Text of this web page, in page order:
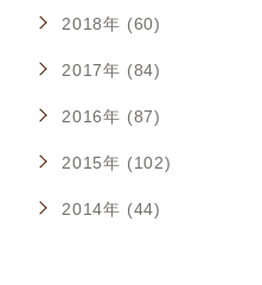
2018年 (60)
2017年 (84)
2016年 (87)
2015年 (102)
2014年 (44)